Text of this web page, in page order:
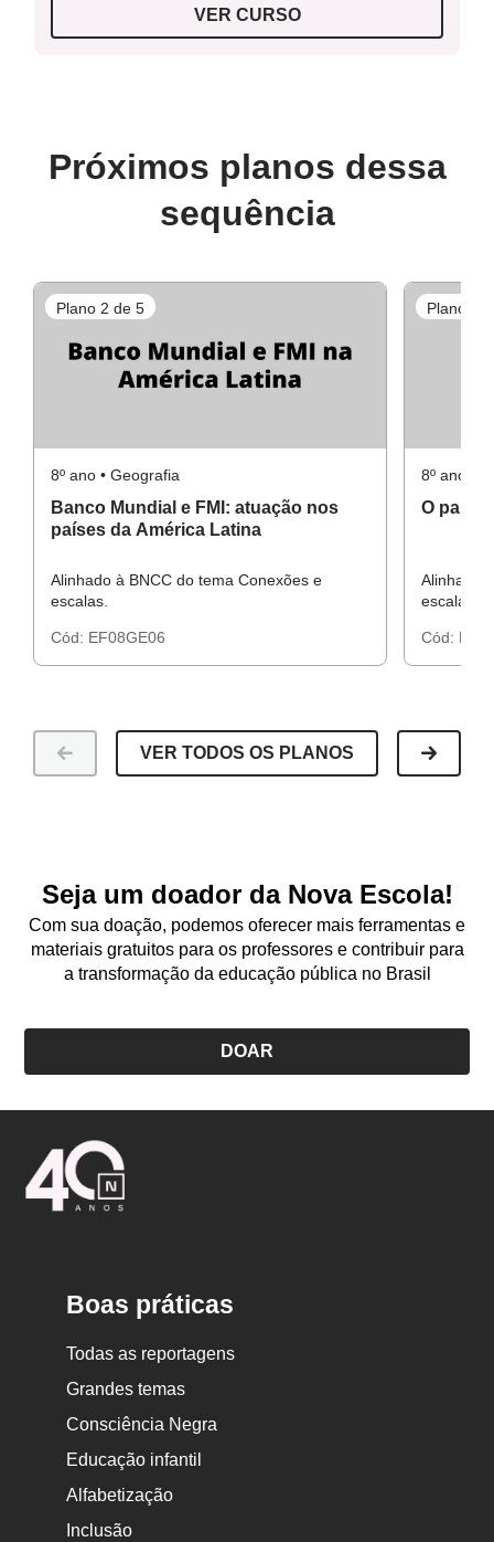
VER CURSO
Próximos planos dessa
sequência
Plano 2 de 5
8º ano • Geografia
Banco Mundial e FMI: atuação nos
países da América Latina
Alinhado à BNCC do tema Conexões e
escalas.
Cód: EF08GE06
Plano 3
8º ano •
O papel
Alinhado
escalas.
Cód:
VER TODOS OS PLANOS
Seja um doador da Nova Escola!
Com sua doação, podemos oferecer mais ferramentas e
materiais gratuitos para os professores e contribuir para
a transformação da educação pública no Brasil
DOAR
Boas práticas
Todas as reportagens
Grandes temas
Consciência Negra
Educação infantil
Alfabetização
Inclusão